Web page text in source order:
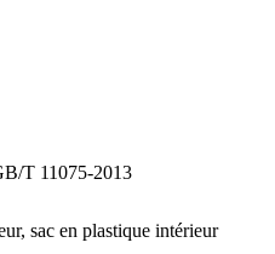
T 11075-2013
sac en plastique intérieur